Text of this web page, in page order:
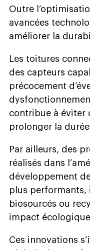
Outre
avancées
améliorer la
Les toitures
des capteurs
précocement
contribue à éviter
prolonger la
Par ailleurs, des
réalisés dans
développement
plus performants,
biosourcés ou
impact écologique.
Ces innovations